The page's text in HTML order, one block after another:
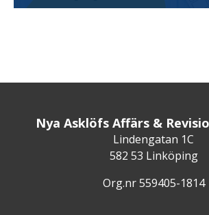
Nya Asklöfs Affärs &
Lindengatan 1C
582 53 Linköping
Org.nr 559405-1814